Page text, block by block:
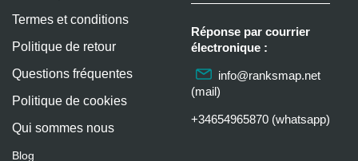
Termes et conditions
Politique de retour
Questions fréquentes
Politique de cookies
Qui sommes nous
Blog
Réponse par courrier
électronique :
info@ranksmap.net
(mail)
+34654965870 (whatsapp)